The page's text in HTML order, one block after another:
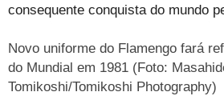
consequente conquista do mundo
Novo uniforme do Flamengo fará
do Mundial em 1981 (Foto:
Tomikoshi/Tomikoshi Photography)